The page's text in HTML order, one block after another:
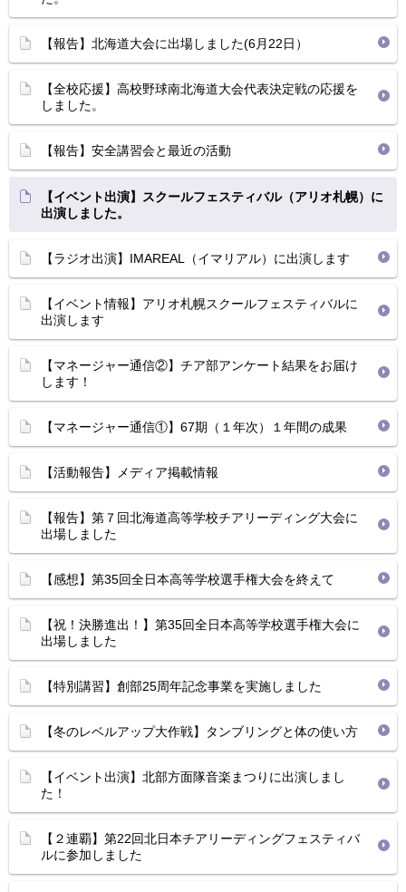
【報告】北海道大会に出場しました(6月22日）
【全校応援】高校野球南北海道大会代表決定戦の応援を
しました。
【報告】安全講習会と最近の活動
【イベント出演】スクールフェスティバル（アリオ札幌）に
出演しました。
【ラジオ出演】IMAREAL（イマリアル）に出演します
【イベント情報】アリオ札幌スクールフェスティバルに
出演します
【マネージャー通信②】チア部アンケート結果をお届け
します！
【マネージャー通信①】67期（１年次）１年間の成果
【活動報告】メディア掲載情報
【報告】第７回北海道高等学校チアリーディング大会に
出場しました
【感想】第35回全日本高等学校選手権大会を終えて
【祝！決勝進出！】第35回全日本高等学校選手権大会に
出場しました
【特別講習】創部25周年記念事業を実施しました
【冬のレベルアップ大作戦】タンブリングと体の使い方
【イベント出演】北部方面隊音楽まつりに出演しまし
た！
【２連覇】第22回北日本チアリーディングフェスティバ
ルに参加しました